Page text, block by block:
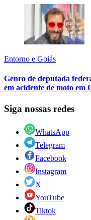
Entorno e Goiás
Genro de deputada
em acidente de moto em
Siga nossas redes
WhatsApp
Telegram
Facebook
Instagram
X
YouTube
Tiktok